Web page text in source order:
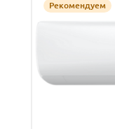
Рекомендуем